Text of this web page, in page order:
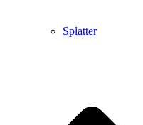
Splatter